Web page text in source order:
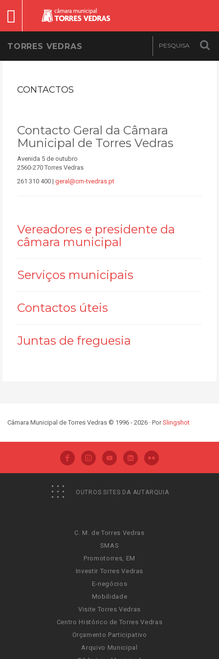
TORRES VEDRAS
CONTACTOS
Contacto Geral da Câmara
Municipal de Torres Vedras
Avenida 5 de outubro
2560-270 Torres Vedras
261 310 400 | geral@cm-tvedras.pt
Vereadores e presidente da
câmara municipal
Serviços municipais
Contactos úteis
Juntas de freguesia
Câmara Municipal de Torres Vedras © 1996 - 2026 · PorSlingshot
OUTROS SITES DA AUTARQUIA
C. M. de Torres Vedras
SMAS
Promotorres, EM
Investir Torres Vedras
E-negócios
Mobilidade
Visite Torres Vedras
Centro Histórico de Torres Vedras
Orçamento Participativo
Arquivo Municipal